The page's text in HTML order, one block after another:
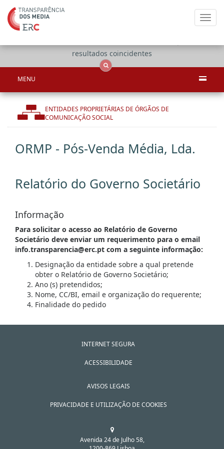
resultados coincidentes
MENU
ENTIDADES PROPRIETÁRIAS DE ÓRGÃOS DE
COMUNICAÇÃO SOCIAL
ORMP - Pós-Venda Média, Lda.
Relatório do Governo Societário
Informação
Para solicitar o acesso ao Relatório de Governo
Societário deve enviar um requerimento para o email
info.transparencia@erc.pt com a seguinte informação:
Designação da entidade sobre a qual pretende
obter o Relatório de Governo Societário;
Ano (s) pretendidos;
Nome, CC/BI, email e organização do requerente;
Finalidade do pedido
INTERNET SEGURA
ACESSIBILIDADE
AVISOS LEGAIS
PRIVACIDADE E UTILIZAÇÃO DE COOKIES
Avenida 24 de Julho 58,